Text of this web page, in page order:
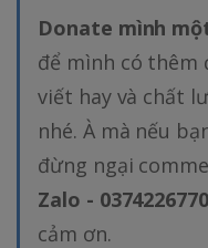
Donate mình
để mình có thêm
viết hay và chất
nhé. À mà nếu
đừng ngại
Zalo - 0374226770
cảm ơn.